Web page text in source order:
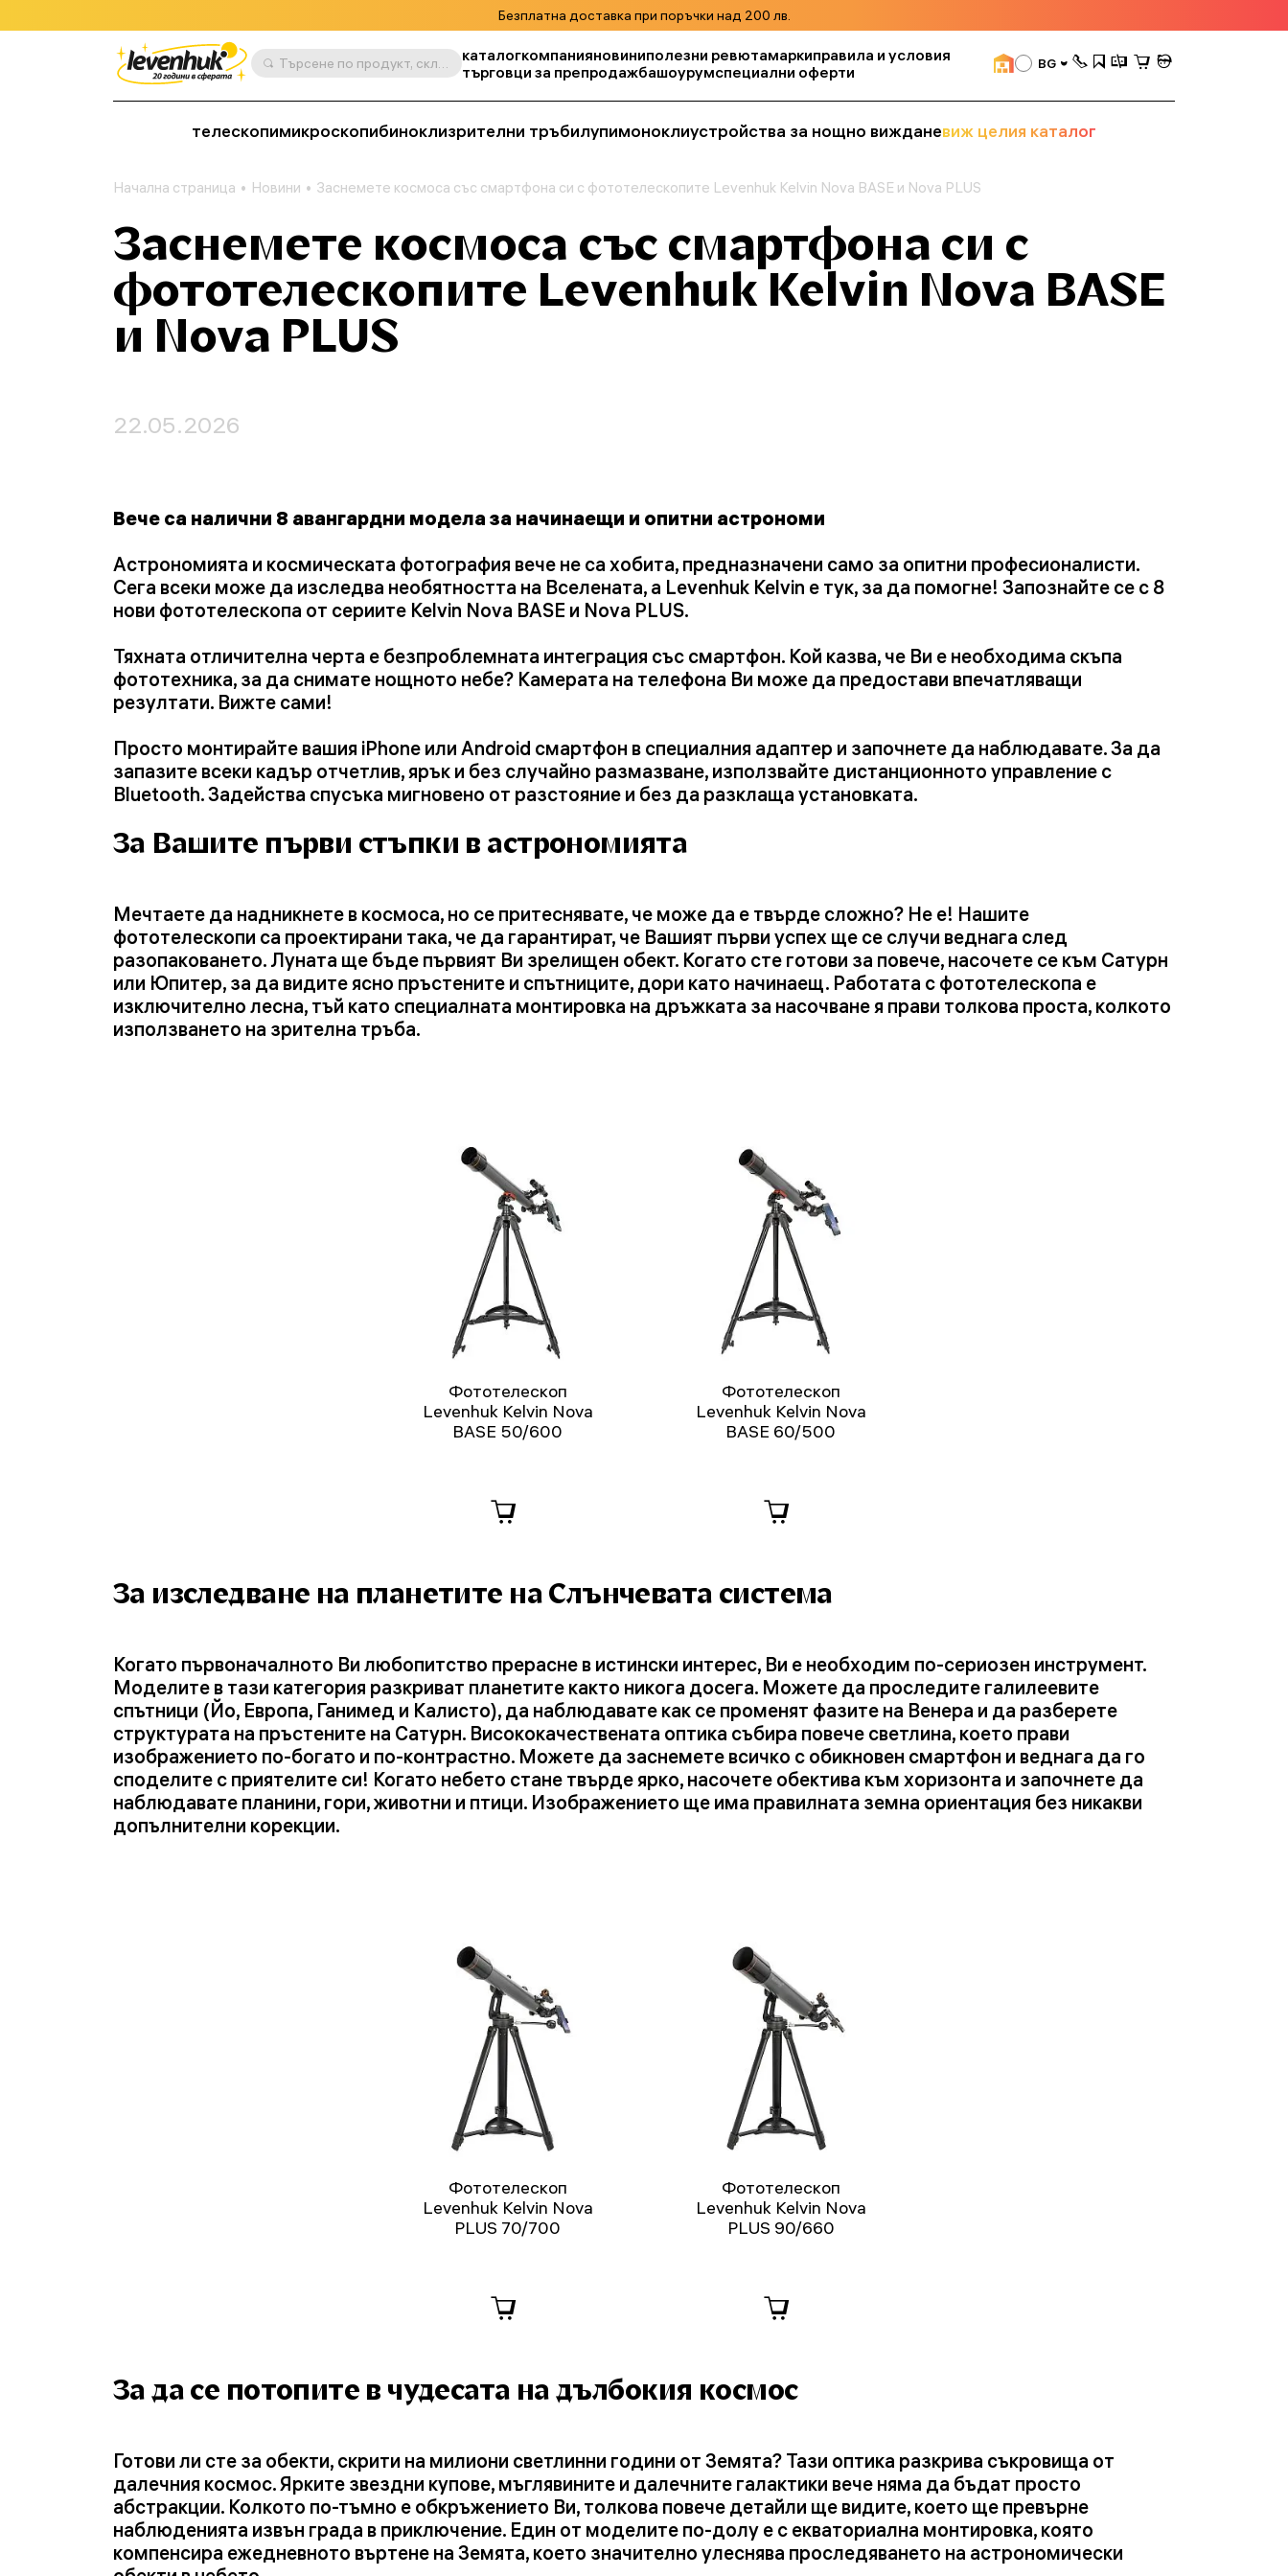
Безплатна доставка при поръчки над 200 лв.
Търсене по продукт, складова единица, категория и т.н. каталогкомпанияновиниполезни ревютамаркиправила и условия
търговци за препродажбашоурумспециални оферти BG
телескопимикроскопибиноклизрителни тръбилупимоноклиустройства за нощно вижданевиж целия каталог
Начална страница Новини Заснемете космоса със смартфона си с фототелескопите Levenhuk Kelvin Nova BASE и Nova PLUS
Заснемете космоса със смартфона си с
фототелескопите Levenhuk Kelvin Nova BASE
и Nova PLUS
22.05.2026
Вече са налични 8 авангардни модела за начинаещи и опитни астрономи
Астрономията и космическата фотография вече не са хобита, предназначени само за опитни професионалисти.
Сега всеки може да изследва необятността на Вселената, а Levenhuk Kelvin е тук, за да помогне! Запознайте се с 8
нови фототелескопа от сериите Kelvin Nova BASE и Nova PLUS.
Тяхната отличителна черта е безпроблемната интеграция със смартфон. Кой казва, че Ви е необходима скъпа
фототехника, за да снимате нощното небе? Камерата на телефона Ви може да предостави впечатляващи
резултати. Вижте сами!
Просто монтирайте вашия iPhone или Android смартфон в специалния адаптер и започнете да наблюдавате. За да
запазите всеки кадър отчетлив, ярък и без случайно размазване, използвайте дистанционното управление с
Bluetooth. Задейства спусъка мигновено от разстояние и без да разклаща установката.
За Вашите първи стъпки в астрономията
Мечтаете да надникнете в космоса, но се притеснявате, че може да е твърде сложно? Не е! Нашите
фототелескопи са проектирани така, че да гарантират, че Вашият първи успех ще се случи веднага след
разопаковането. Луната ще бъде първият Ви зрелищен обект. Когато сте готови за повече, насочете се към Сатурн
или Юпитер, за да видите ясно пръстените и спътниците, дори като начинаещ. Работата с фототелескопа е
изключително лесна, тъй като специалната монтировка на дръжката за насочване я прави толкова проста, колкото
използването на зрителна тръба.
Фототелескоп
Levenhuk Kelvin Nova
BASE 50/600
Фототелескоп
Levenhuk Kelvin Nova
BASE 60/500
За изследване на планетите на Слънчевата система
Когато първоначалното Ви любопитство прерасне в истински интерес, Ви е необходим по-сериозен инструмент.
Моделите в тази категория разкриват планетите както никога досега. Можете да проследите галилеевите
спътници (Йо, Европа, Ганимед и Калисто), да наблюдавате как се променят фазите на Венера и да разберете
структурата на пръстените на Сатурн. Висококачествената оптика събира повече светлина, което прави
изображението по-богато и по-контрастно. Можете да заснемете всичко с обикновен смартфон и веднага да го
споделите с приятелите си! Когато небето стане твърде ярко, насочете обектива към хоризонта и започнете да
наблюдавате планини, гори, животни и птици. Изображението ще има правилната земна ориентация без никакви
допълнителни корекции.
Фототелескоп
Levenhuk Kelvin Nova
PLUS 70/700
Фототелескоп
Levenhuk Kelvin Nova
PLUS 90/660
За да се потопите в чудесата на дълбокия космос
Готови ли сте за обекти, скрити на милиони светлинни години от Земята? Тази оптика разкрива съкровища от
далечния космос. Ярките звездни купове, мъглявините и далечните галактики вече няма да бъдат просто
абстракции. Колкото по-тъмно е обкръжението Ви, толкова повече детайли ще видите, което ще превърне
наблюденията извън града в приключение. Един от моделите по-долу е с екваториална монтировка, която
компенсира ежедневното въртене на Земята, което значително улеснява проследяването на астрономически